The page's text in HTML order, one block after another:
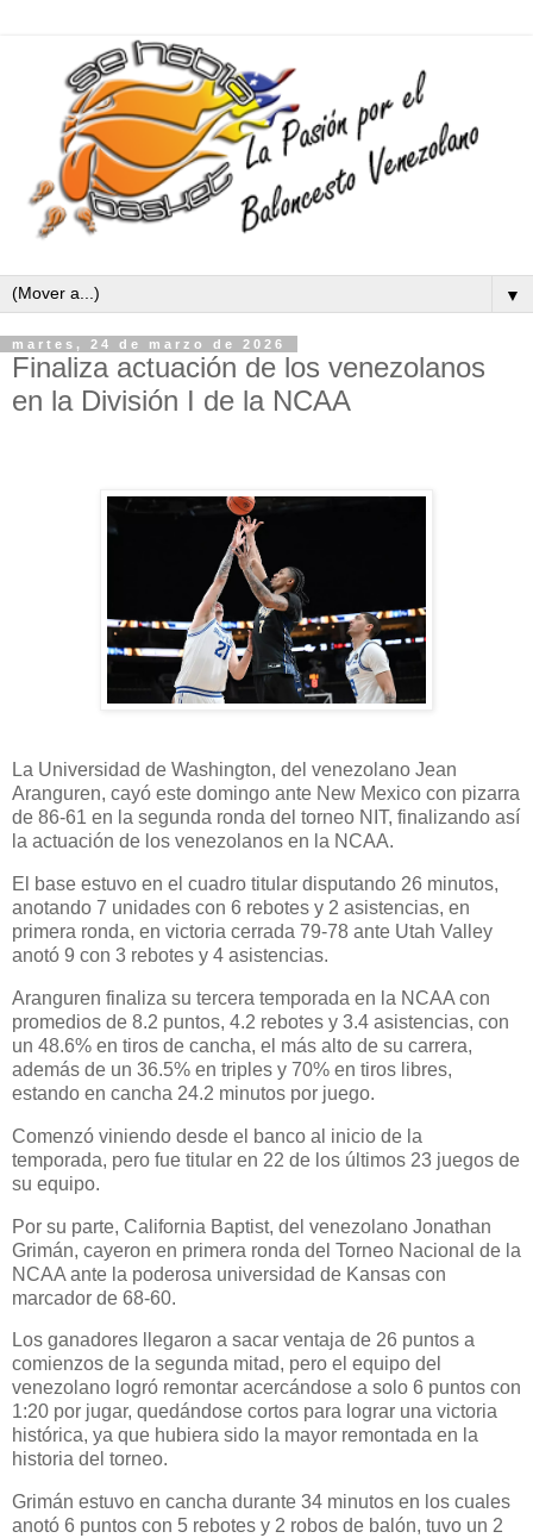
▼
martes, 24 de marzo de 2026
Finaliza actuación de los venezolanos
en la División I de la NCAA
La Universidad de Washington, del venezolano Jean
Aranguren, cayó este domingo ante New Mexico con pizarra
de 86-61 en la segunda ronda del torneo NIT, finalizando así
la actuación de los venezolanos en la NCAA.
El base estuvo en el cuadro titular disputando 26 minutos,
anotando 7 unidades con 6 rebotes y 2 asistencias, en
primera ronda, en victoria cerrada 79-78 ante Utah Valley
anotó 9 con 3 rebotes y 4 asistencias.
Aranguren finaliza su tercera temporada en la NCAA con
promedios de 8.2 puntos, 4.2 rebotes y 3.4 asistencias, con
un 48.6% en tiros de cancha, el más alto de su carrera,
además de un 36.5% en triples y 70% en tiros libres,
estando en cancha 24.2 minutos por juego.
Comenzó viniendo desde el banco al inicio de la
temporada, pero fue titular en 22 de los últimos 23 juegos de
su equipo.
Por su parte, California Baptist, del venezolano Jonathan
Grimán, cayeron en primera ronda del Torneo Nacional de la
NCAA ante la poderosa universidad de Kansas con
marcador de 68-60.
Los ganadores llegaron a sacar ventaja de 26 puntos a
comienzos de la segunda mitad, pero el equipo del
venezolano logró remontar acercándose a solo 6 puntos con
1:20 por jugar, quedándose cortos para lograr una victoria
histórica, ya que hubiera sido la mayor remontada en la
historia del torneo.
Grimán estuvo en cancha durante 34 minutos en los cuales
anotó 6 puntos con 5 rebotes y 2 robos de balón, tuvo un 2